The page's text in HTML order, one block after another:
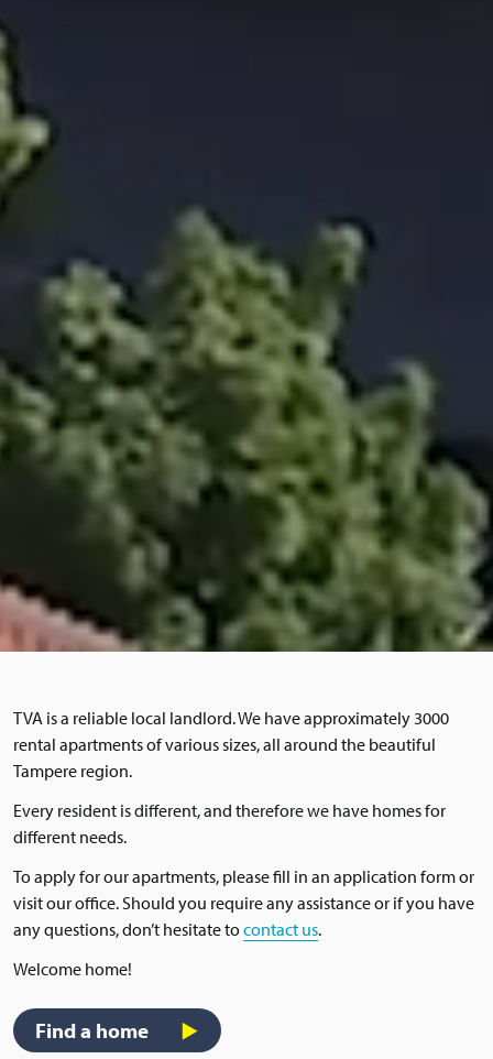
TVA is a reliable local landlord. We have approximately 3000
rental apartments of various sizes, all around the beautiful
Tampere region.
Every resident is different, and therefore we have homes for
different needs.
To apply for our apartments, please fill in an application form or
visit our office. Should you require any assistance or if you have
any questions, don’t hesitate tocontact us.
Welcome home!
Find a home